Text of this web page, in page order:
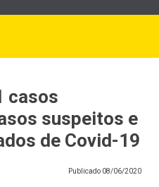
casos
suspeitos e
de Covid-19
Publicado 08/06/2020